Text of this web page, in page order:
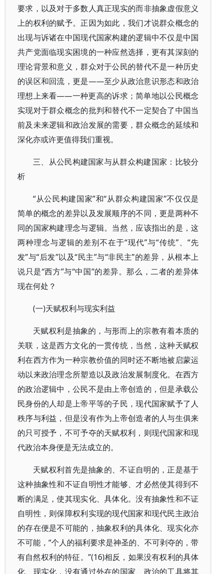
要求，以及对于多数人真正现实的而非抽象虚假意义
上的权利的赋予。正因为如此，我们才说群众概念的
出现与诉诸在中国现代国家构建的逻辑中不仅是中国
共产党面临现实困境的一种应然选择，更有其深刻的
理论背景和意义，群众对于公民的替代不是一种历史
的误区和回流，更是——至少从政治意识形态和政治
理想上来看——一种更高的诉求；简单地以公民概念
实现对于群众概念的批判和替代不一定契合了中国当
前及未来逻辑和政治发展的需要，群众概念的延续和
深化亦或许更值得我们重视。
三、从公民构建国家与从群众构建国家：比较分
析
“从公民构建国家”和“从群众构建国家”不仅仅是
简单的概念的差异以及发展顺序的不同，更是两种不
同的国家构建理念与逻辑。当然，应该指出的是，这
两种理念与逻辑的差别不在于“现代”与“传统”、“先
发”与“后发”以及“民主”与“非民主”的差异，从根本上
说只是“西方”与“中国”的差异。那么，二者的差异体
现在何处？
(一)天赋权利与现实利益
天赋权利是抽象的，与形而上的宗教有着本质的
关联，这是西方文化的一贯传统，当然，这种天赋权
利在西方作为一种宗教价值的同时还不断地被启蒙运
动以来政治理念所塑造以及政治发展制度化。在西方
的政治逻辑中，公民不是由上帝创造的，但是承载公
民身份的人却是上帝平等的子民，现代国家赋予了人
秩序与利益，但是没有作为上帝创造者的人与生俱来
的只可授予，不可予夺的天赋权利，则现代国家和现
代政治本身便是无法成立的。
天赋权利首先是抽象的、不证自明的，正是基于
这种抽象性和不证自明性才能够、才必然使其得到不
断的满足，使其现实化、具体化。没有抽象性和不证
自明性，则保障权利实现的现代国家和现代民主政治
的存在便是不可能的，抽象权利的具体化、现实化亦
不可能，“个人的福利要求是神圣的、不可剥夺的，带
有自然权利的特征。”(16)相反，如果没有权利的具体
化、现实化，没有通过外在的国家、政治的工具将其